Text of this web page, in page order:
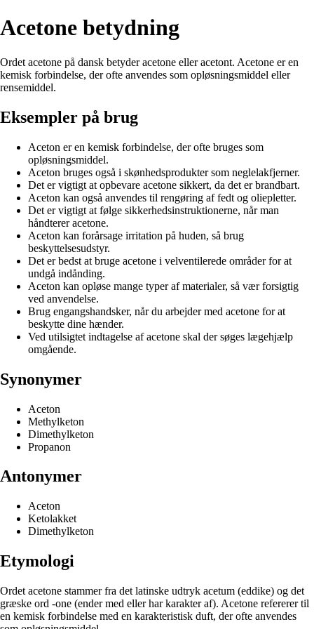
Acetone betydning
Ordet acetone på dansk betyder acetone eller acetont. Acetone er en
kemisk forbindelse, der ofte anvendes som opløsningsmiddel eller
rensemiddel.
Eksempler på brug
Aceton er en kemisk forbindelse, der ofte bruges som
opløsningsmiddel.
Aceton bruges også i skønhedsprodukter som neglelakfjerner.
Det er vigtigt at opbevare acetone sikkert, da det er brandbart.
Aceton kan også anvendes til rengøring af fedt og oliepletter.
Det er vigtigt at følge sikkerhedsinstruktionerne, når man
håndterer acetone.
Aceton kan forårsage irritation på huden, så brug
beskyttelsesudstyr.
Det er bedst at bruge acetone i velventilerede områder for at
undgå indånding.
Aceton kan opløse mange typer af materialer, så vær forsigtig
ved anvendelse.
Brug engangshandsker, når du arbejder med acetone for at
beskytte dine hænder.
Ved utilsigtet indtagelse af acetone skal der søges lægehjælp
omgående.
Synonymer
Aceton
Methylketon
Dimethylketon
Propanon
Antonymer
Aceton
Ketolakket
Dimethylketon
Etymologi
Ordet acetone stammer fra det latinske udtryk acetum (eddike) og det
græske ord -one (ender med eller har karakter af). Acetone refererer til
en kemisk forbindelse med en karakteristisk duft, der ofte anvendes